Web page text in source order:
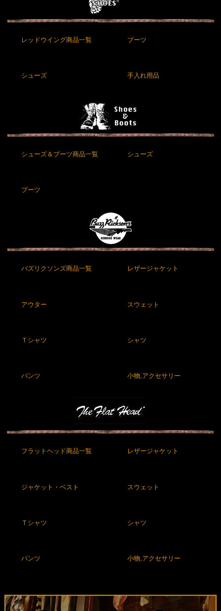
レッドウイング商品一覧 ブーツ
シューズ 手入れ用品
シューズ＆ブーツ商品一覧 シューズ
ブーツ
バズリクソンズ商品一覧 レザージャケット
アウター スウェット
Ｔシャツ シャツ
パンツ 小物,アクセサリー
フラットヘッド商品一覧 レザージャケット
ジャケット・ベスト スウェット
Ｔシャツ シャツ
パンツ 小物,アクセサリー